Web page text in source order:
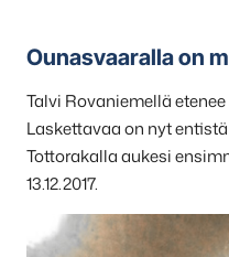
Ounasvaaralla on
Talvi Rovaniemellä
Laskettavaa on nyt
Tottorakalla aukesi
13.12.2017.